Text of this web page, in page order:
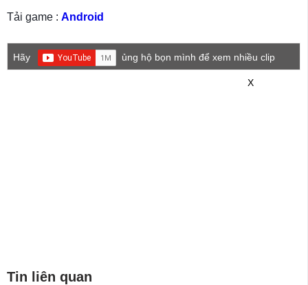
Tải game : Android
Hãy
ủng hộ bọn mình để xem nhiều clip
X
Tin liên quan